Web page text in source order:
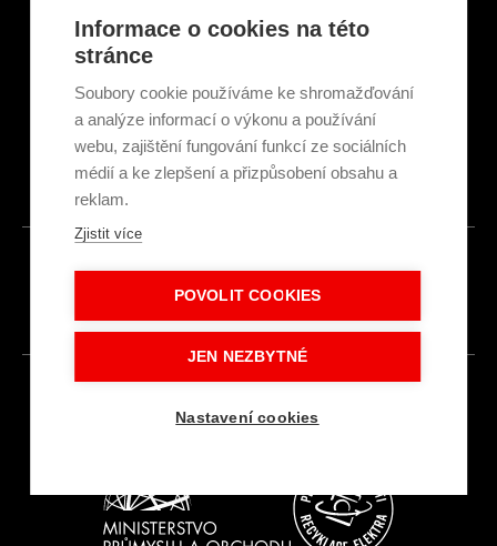
Články a novinky
GDPR & Cookies
Ekologická recyklace
Projekty EU
Intranet - Přihlášení
Přihlášení
© 2026
Informace o cookies na této
stránce
Soubory cookie používáme ke shromažďování
a analýze informací o výkonu a používání
webu, zajištění fungování funkcí ze sociálních
médií a ke zlepšení a přizpůsobení obsahu a
reklam.
Zjistit více
POVOLIT COOKIES
JEN NEZBYTNÉ
Nastavení cookies